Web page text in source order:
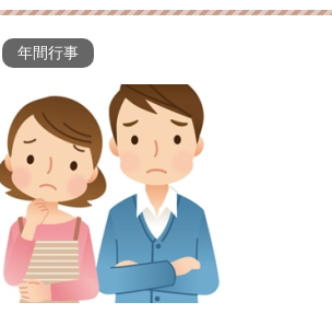
年間行事